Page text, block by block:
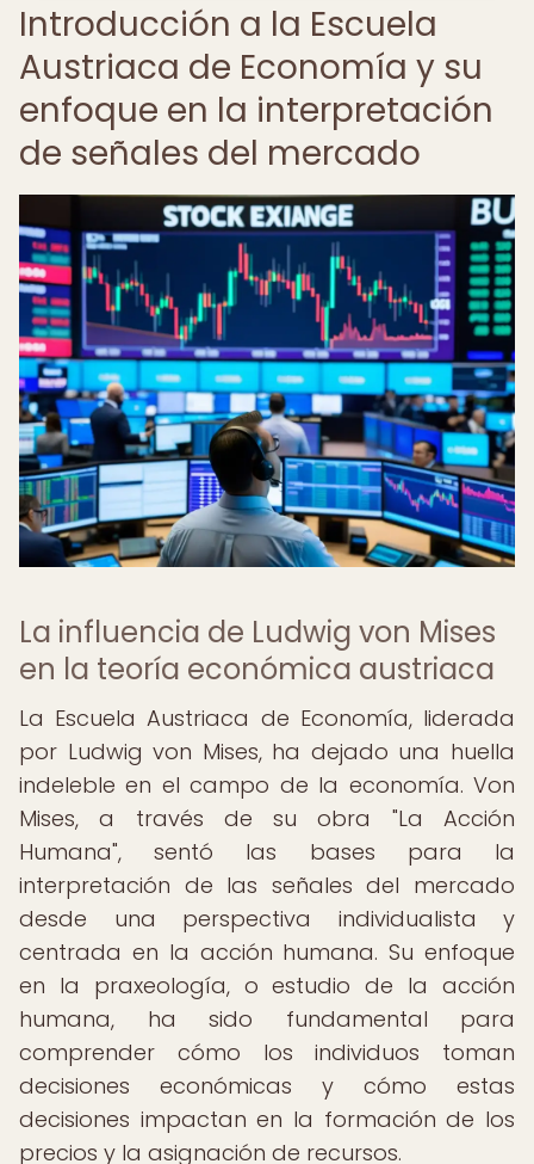
Introducción a la Escuela
Austriaca de Economía y su
enfoque en la interpretación
de señales del mercado
La influencia de Ludwig von Mises
en la teoría económica austriaca
La Escuela Austriaca de Economía, liderada
por Ludwig von Mises, ha dejado una huella
indeleble en el campo de la economía. Von
Mises, a través de su obra "La Acción
Humana", sentó las bases para la
interpretación de las señales del mercado
desde una perspectiva individualista y
centrada en la acción humana. Su enfoque
en la praxeología, o estudio de la acción
humana, ha sido fundamental para
comprender cómo los individuos toman
decisiones económicas y cómo estas
decisiones impactan en la formación de los
precios y la asignación de recursos.